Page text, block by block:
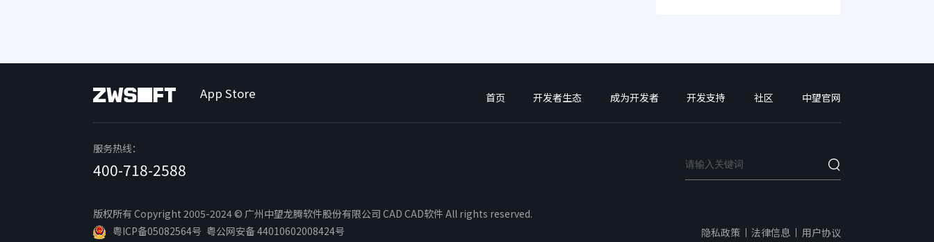
App Store 首页 开发者生态 成为开发者 开发支持 社区 中望官网
服务热线：
400-718-2588
版权所有 Copyright 2005-2024 © 广州中望龙腾软件股份有限公司 CAD CAD软件 All rights reserved.
粤ICP备05082564号 粤公网安备 44010602008424号 隐私政策 | 法律信息 | 用户协议